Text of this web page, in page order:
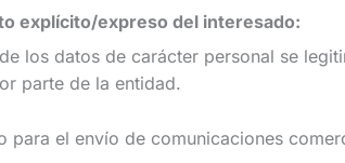
explícito/expreso del interesado:
datos de carácter personal se
parte de la entidad.
el envío de comunicaciones